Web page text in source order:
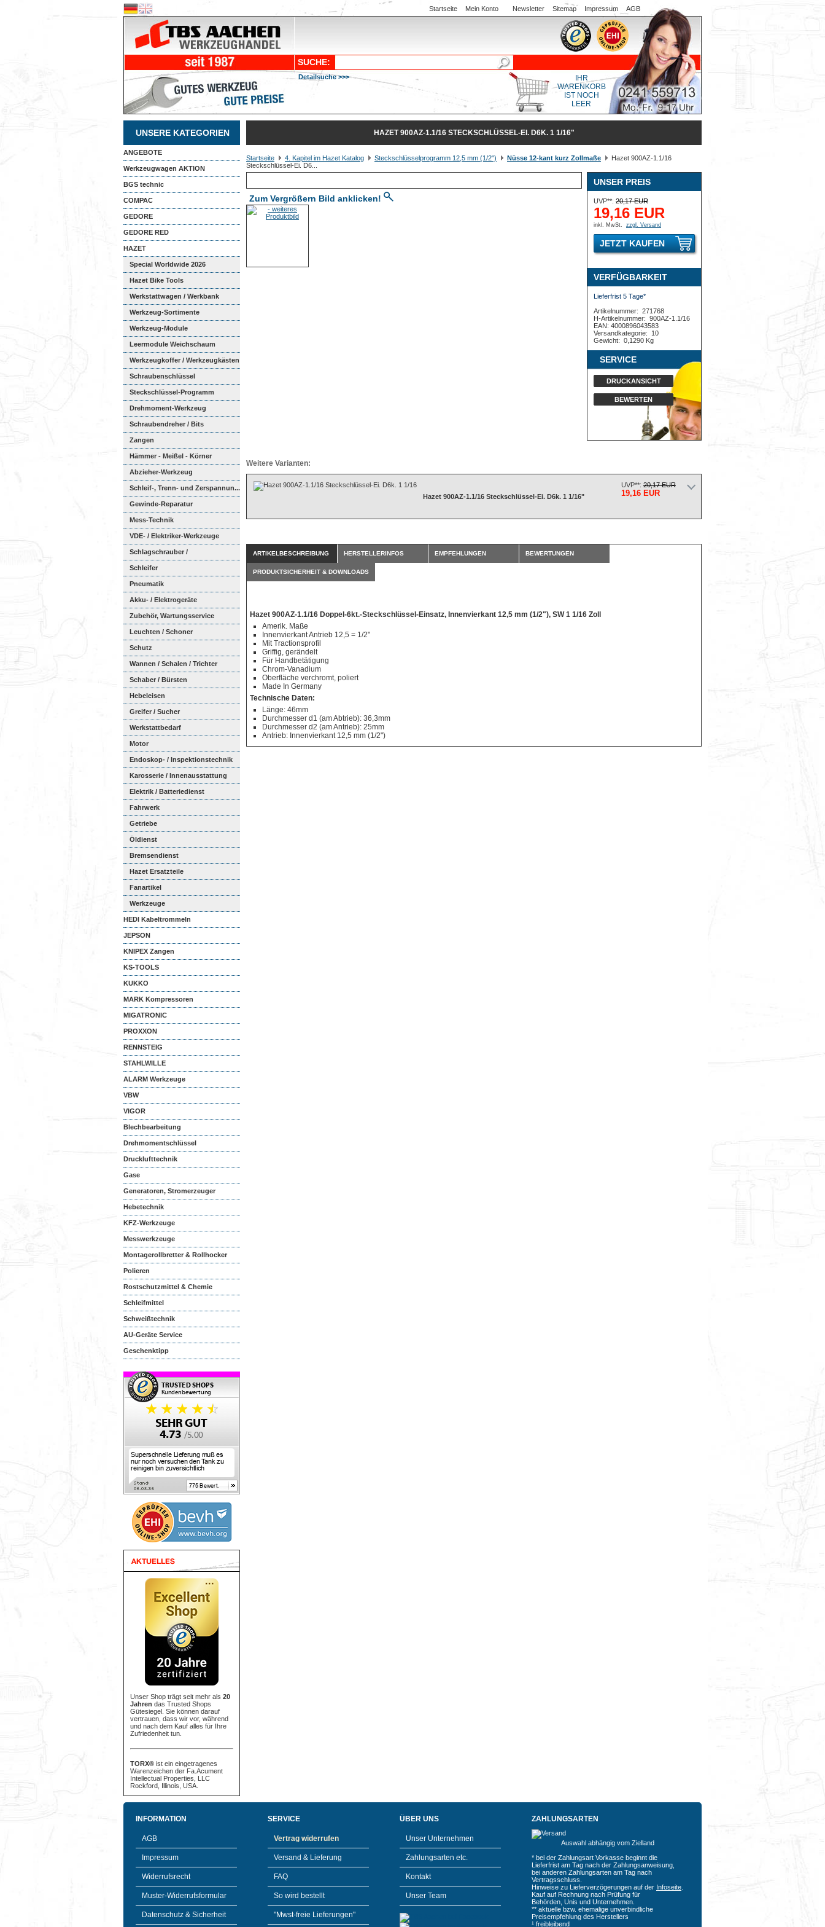
Startseite Mein Konto Newsletter Sitemap Impressum AGB
SUCHE:
Detailsuche >>>
IHR
WARENKORB
IST NOCH
LEER
UNSERE KATEGORIEN
ANGEBOTE
Werkzeugwagen AKTION
BGS technic
COMPAC
GEDORE
GEDORE RED
HAZET
Special Worldwide 2026
Hazet Bike Tools
Werkstattwagen / Werkbank
Werkzeug-Sortimente
Werkzeug-Module
Weichschaumeinl...
Leermodule Weichschaum
Werkzeugkoffer / Werkzeugkästen
Schraubenschlüssel
Steckschlüssel-Programm
Drehmoment-Werkzeug
Schraubendreher / Bits
Zangen
Hämmer - Meißel - Körner
Abzieher-Werkzeug
Schleif-, Trenn- und Zerspannun...
Gewinde-Reparatur
Mess-Technik
VDE- / Elektriker-Werkzeuge
Schlagschrauber /
Ratschenschra...
Schleifer
Pneumatik
Akku- / Elektrogeräte
Zubehör, Wartungsservice
Leuchten / Schoner
Schutz
Wannen / Schalen / Trichter
Schaber / Bürsten
Hebeleisen
Greifer / Sucher
Werkstattbedarf
Motor
Endoskop- / Inspektionstechnik
Karosserie / Innenausstattung
Elektrik / Batteriedienst
Fahrwerk
Getriebe
Öldienst
Bremsendienst
Hazet Ersatzteile
Fanartikel
Werkzeuge
HEDI Kabeltrommeln
JEPSON
KNIPEX Zangen
KS-TOOLS
KUKKO
MARK Kompressoren
MIGATRONIC
PROXXON
RENNSTEIG
STAHLWILLE
ALARM Werkzeuge
VBW
VIGOR
Blechbearbeitung
Drehmomentschlüssel
Drucklufttechnik
Gase
Generatoren, Stromerzeuger
Hebetechnik
KFZ-Werkzeuge
Messwerkzeuge
Montagerollbretter & Rollhocker
Polieren
Rostschutzmittel & Chemie
Schleifmittel
Schweißtechnik
AU-Geräte Service
Geschenktipp
Unser Shop trägt seit mehr als 20
Jahren das Trusted Shops
Gütesiegel. Sie können darauf
vertrauen, dass wir vor, während
und nach dem Kauf alles für Ihre
Zufriedenheit tun.
TORX® ist ein eingetragenes
Warenzeichen der Fa.Acument
Intellectual Properties, LLC
Rockford, Illinois, USA.
HAZET 900AZ-1.1/16 STECKSCHLÜSSEL-EI. D6K. 1 1/16"
Startseite 4. Kapitel im Hazet Katalog Steckschlüsselprogramm 12,5 mm (1/2") Nüsse 12-kant kurz Zollmaße
Hazet 900AZ-1.1/16
Steckschlüssel-Ei. D6...
Zum Vergrößern Bild anklicken!
UNSER PREIS
UVP**: 20,17 EUR
19,16 EUR
inkl. MwSt. zzgl. Versand
JETZT KAUFEN
VERFÜGBARKEIT
Lieferfrist 5 Tage*
Artikelnummer: 271768
H-Artikelnummer: 900AZ-1.1/16
EAN: 4000896043583
Versandkategorie:
10
Gewicht: 0,1290 Kg
SERVICE
DRUCKANSICHT
BEWERTEN
Weitere Varianten:
Hazet 900AZ-1.1/16 Steckschlüssel-Ei. D6k. 1 1/16"
UVP**: 20,17 EUR
19,16 EUR
ARTIKELBESCHREIBUNG HERSTELLERINFOS EMPFEHLUNGEN BEWERTUNGEN
PRODUKTSICHERHEIT & DOWNLOADS
Hazet 900AZ-1.1/16 Doppel-6kt.-Steckschlüssel-Einsatz, Innenvierkant 12,5 mm (1/2"), SW 1 1/16 Zoll
Amerik. Maße
Innenvierkant Antrieb 12,5 = 1/2"
Mit Tractionsprofil
Griffig, gerändelt
Für Handbetätigung
Chrom-Vanadium
Oberfläche verchromt, poliert
Made In Germany
Technische Daten:
Länge: 46mm
Durchmesser d1 (am Abtrieb): 36,3mm
Durchmesser d2 (am Antrieb): 25mm
Antrieb: Innenvierkant 12,5 mm (1/2")
INFORMATION
AGB
Impressum
Widerrufsrecht
Muster-Widerrufsformular
Datenschutz & Sicherheit
SERVICE
Vertrag widerrufen
Versand & Lieferung
FAQ
So wird bestellt
"Mwst-freie Lieferungen"
ÜBER UNS
Unser Unternehmen
Zahlungsarten etc.
Kontakt
Unser Team
ZAHLUNGSARTEN
Auswahl abhängig vom Zielland
* bei der Zahlungsart Vorkasse beginnt die
Lieferfrist am Tag nach der Zahlungsanweisung,
bei anderen Zahlungsarten am Tag nach
Vertragsschluss.
Hinweise zu Lieferverzögerungen auf der Infoseite
Kauf auf Rechnung nach Prüfung für
Behörden, Unis und Unternehmen.
** aktuelle bzw. ehemalige unverbindliche
Preisempfehlung des Herstellers
¹ freibleibend